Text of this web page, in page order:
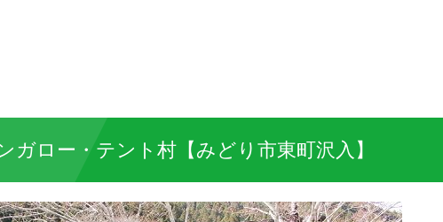
ロー・テント村【みどり市東町沢入】